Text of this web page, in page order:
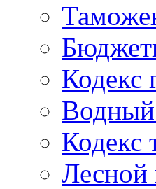
Кодекс
Водный
Кодекс
Лесной